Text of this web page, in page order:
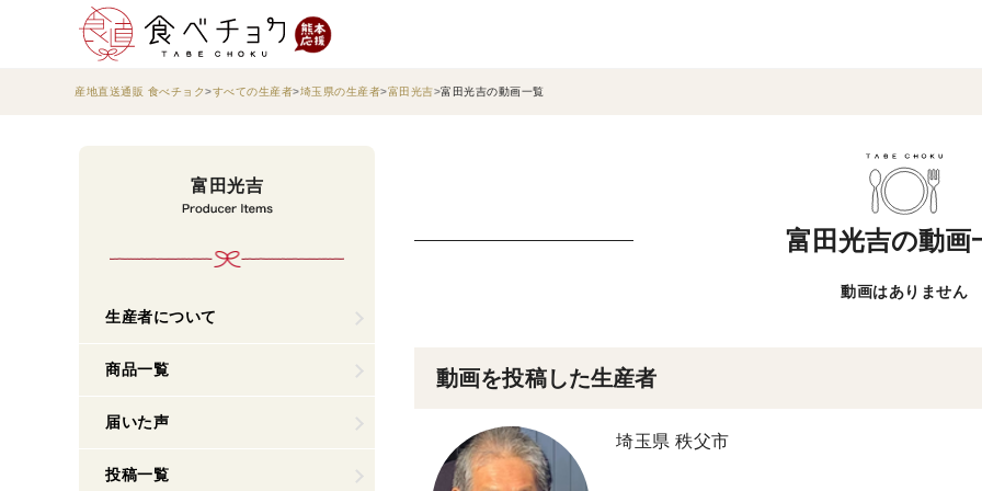
産地直送通販 食べチョク すべての生産者 埼玉県の生産者 富田光吉 富田光吉の動画一覧
富田光吉
生産者について
商品一覧
届いた声
投稿一覧
富田光吉の動画
動画はありません
動画を投稿した生産者
埼玉県 秩父市